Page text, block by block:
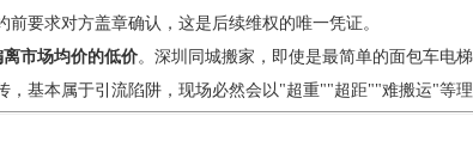
前要求对方盖章确认，这是后续维权的唯一凭证。
市场均价的低价。深圳同城搬家，即使是最简单的面包车电
，基本属于引流陷阱，现场必然会以"超重""超距""难搬运"等理